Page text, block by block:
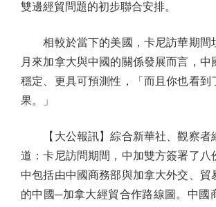
雙邊經貿問題的初步聯合安排。
相較於當下的美國，卡尼訪華期間
月來加拿大與中國的關係發展而言，中
穩定、更具可預測性，「而且你也看到
果。」
【大公報訊】綜合新華社、觀察者
道：卡尼訪問期間，中加雙方簽署了八
中包括由中國商務部與加拿大外交、貿
的中國─加拿大經貿合作路線圖。中國